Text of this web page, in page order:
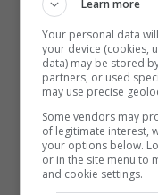
Quando si possono
si rischia se non si
Nella zona
Linosa e
Learn more
Your personal data
your device (cookies,
data) may be stored
partners, or used
may use precise
Some vendors may
of legitimate interest,
your options below.
or in the site menu to
and cookie settings.